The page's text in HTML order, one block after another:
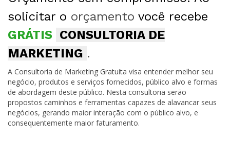
solicitar o orçamento você recebe
GRÁTIS CONSULTORIA DE
MARKETING .
A Consultoria de Marketing Gratuita visa entender melhor seu
negócio, produtos e serviços fornecidos, público alvo e formas
de abordagem deste público. Nesta consultoria serão
propostos caminhos e ferramentas capazes de alavancar seus
negócios, gerando maior interação com o público alvo, e
consequentemente maior faturamento.